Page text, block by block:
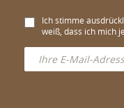
Ich stimme
weiß, dass ich mich